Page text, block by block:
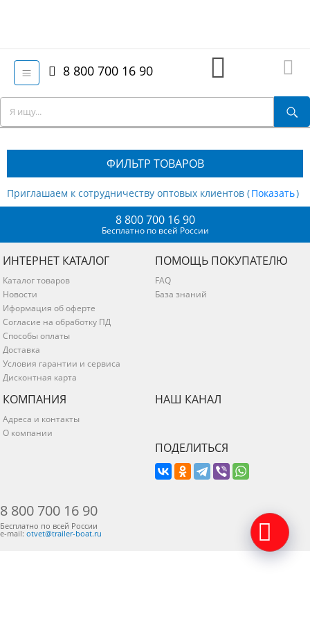
8 800 700 16 90
ФИЛЬТР ТОВАРОВ
Приглашаем к сотрудничеству оптовых клиентов ( )
8 800 700 16 90
Бесплатно по всей России
ИНТЕРНЕТ КАТАЛОГ
Каталог товаров
Новости
Иформация об оферте
Согласие на обработку ПД
Способы оплаты
Доставка
Условия гарантии и сервиса
Дисконтная карта
ПОМОЩЬ ПОКУПАТЕЛЮ
FAQ
База знаний
КОМПАНИЯ
Адреса и контакты
О компании
НАШ КАНАЛ
ПОДЕЛИТЬСЯ
8 800 700 16 90
Бесплатно по всей России
e-mail: otvet@trailer-boat.ru